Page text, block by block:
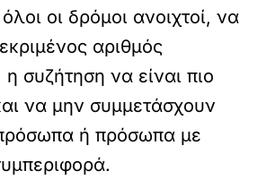
οι δρόμοι ανοιχτοί, να
αριθμός
συζήτηση να είναι πιο
να μην συμμετάσχουν
ή πρόσωπα με